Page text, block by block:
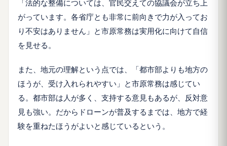
「法的な整備については、官民交えての協議会が立ち上
がっています。各省庁とも非常に前向きで力が入ってお
り不安はありません」と市原常務は実用化に向けて自信
を見せる。
また、地元の理解という点では、「都市部よりも地方の
ほうが、受け入れられやすい」と市原常務は感じてい
る。都市部は人が多く、支持する意見もあるが、反対意
見も強い。だからドローンが普及するまでは、地方で経
験を重ねたほうがよいと感じているという。